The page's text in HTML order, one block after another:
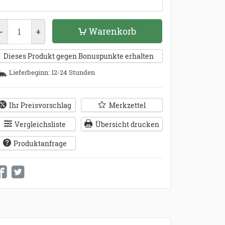
- + Warenkorb
Dieses Produkt gegen Bonuspunkte erhalten
Lieferbeginn: 12-24 Stunden
Ihr Preisvorschlag
Merkzettel
Vergleichsliste
Übersicht drucken
Produktanfrage